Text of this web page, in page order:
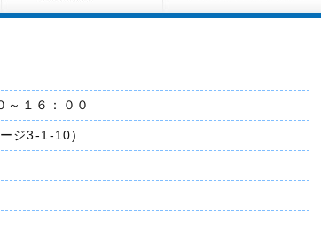
～１６：００
ジ3-1-10)